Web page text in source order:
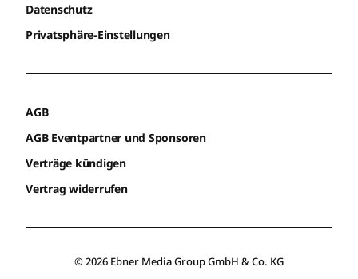
Datenschutz
Privatsphäre-Einstellungen
AGB
AGB Eventpartner und Sponsoren
Verträge kündigen
Vertrag widerrufen
© 2026 Ebner Media Group GmbH & Co. KG